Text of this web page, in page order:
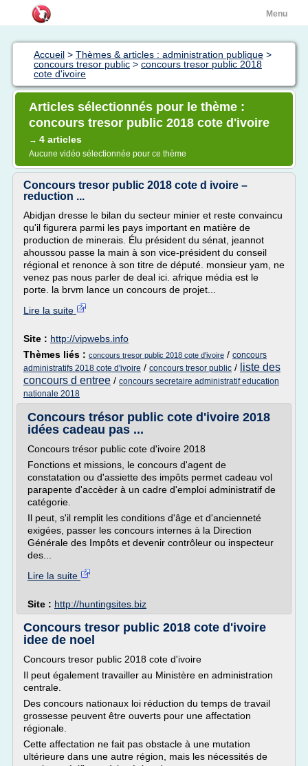
Menu
Accueil > Thèmes & articles : administration publique >
concours tresor public > concours tresor public 2018
cote d'ivoire
Articles sélectionnés pour le thème :
concours tresor public 2018 cote d'ivoire
→ 4 articles
Aucune vidéo sélectionnée pour ce thème
Concours tresor public 2018 cote d ivoire –
reduction ...
Abidjan dresse le bilan du secteur minier et reste convaincu
qu'il figurera parmi les pays important en matière de
production de minerais. Élu président du sénat, jeannot
ahoussou passe la main à son vice-président du conseil
régional et renonce à son titre de député. monsieur yam, ne
venez pas nous parler de deal ici. afrique média est le
porte. la brvm lance un concours de projet...
Lire la suite
Site : http://vipwebs.info
Thèmes liés : concours tresor public 2018 cote d'ivoire / concours
administratifs 2018 cote d'ivoire / concours tresor public / liste des
concours d entree / concours secretaire administratif education
nationale 2018
Concours trésor public cote d'ivoire 2018
idées cadeau pas ...
Concours trésor public cote d'ivoire 2018
Fonctions et missions, le concours d'agent de
constatation ou d'assiette des impôts permet cadeau vol
parapente d'accèder à un cadre d'emploi administratif de
catégorie.
Il peut, s'il remplit les conditions d'âge et d'ancienneté
exigées, passer les concours internes à la Direction
Générale des Impôts et devenir contrôleur ou inspecteur
des...
Lire la suite
Site : http://huntingsites.biz
Concours tresor public 2018 cote d'ivoire
idee de noel
Concours tresor public 2018 cote d'ivoire
Il peut également travailler au Ministère en administration
centrale.
Des concours nationaux loi réduction du temps de travail
grossesse peuvent être ouverts pour une affectation
régionale.
Cette affectation ne fait pas obstacle à une mutation
ultérieure dans une autre région, mais les nécessités de